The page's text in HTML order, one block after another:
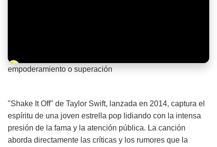
Barra de progreso de la reproducción
empoderamiento o superación
"Shake It Off" de Taylor Swift, lanzada en 2014, captura el
espíritu de una joven estrella pop lidiando con la intensa
presión de la fama y la atención pública. La canción
aborda directamente las críticas y los rumores que la